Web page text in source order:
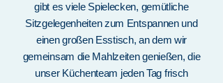
gibt es viele Spielecken, gemütliche
Sitzgelegenheiten zum Entspannen und
einen großen Esstisch, an dem wir
gemeinsam die Mahlzeiten genießen, die
unser Küchenteam jeden Tag frisch